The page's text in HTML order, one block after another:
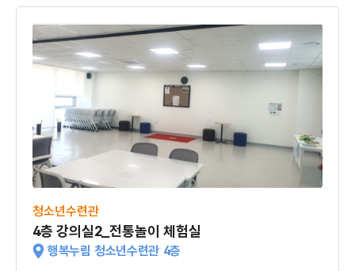
청소년수련관
4층 강의실2_전통놀이 체험실
행복누림 청소년수련관 4층